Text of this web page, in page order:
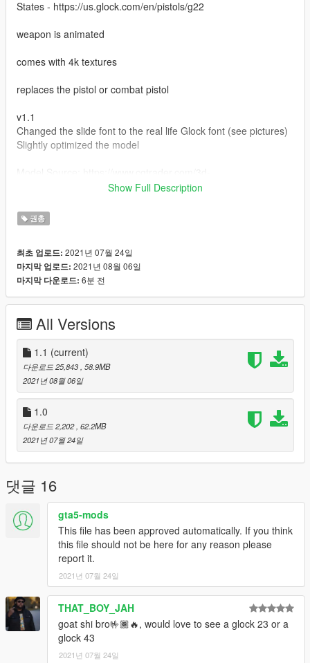
States - https://us.glock.com/en/pistols/g22
weapon is animated
comes with 4k textures
replaces the pistol or combat pistol
v1.1
Changed the slide font to the real life Glock font (see pictures)
Slightly optimized the model
models/military/gun/glock-22-4
Installation Path:
models > cdimages > weapons.rpf
MAKE SURE TO BACKUP YOUR FILES
Show Full Description
권총
최초 업로드: 2021년 07월 24일
마지막 업로드: 2021년 08월 06일
마지막 다운로드: 6분 전
All Versions
1.1 (current)
다운로드 25,843 , 58.9MB
2021년 08월 06일
1.0
다운로드 2,202 , 62.2MB
2021년 07월 24일
댓글 16
gta5-mods
This file has been approved automatically. If you think
this file should not be here for any reason please
report it.
2021년 07월 24일
THAT_BOY_JAH
goat shi bro🤟🏾🔥, would love to see a glock 23 or a
glock 43
2021년 07월 24일